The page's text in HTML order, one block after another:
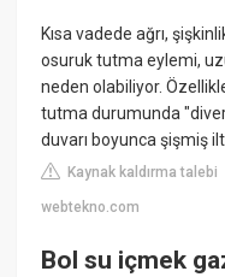
Kısa vadede ağrı,
osuruk tutma eylemi,
neden olabiliyor.
tutma durumunda
duvarı boyunca şişmiş
Kaynak kaldırma talebi
webtekno.com
Bol su içmek